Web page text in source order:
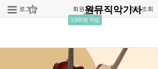
로그인 회원가입
3,000원 적립
주문조회
원뮤직악기사